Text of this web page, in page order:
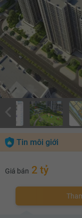
Tin môi giới
Giá bán 2 tỷ